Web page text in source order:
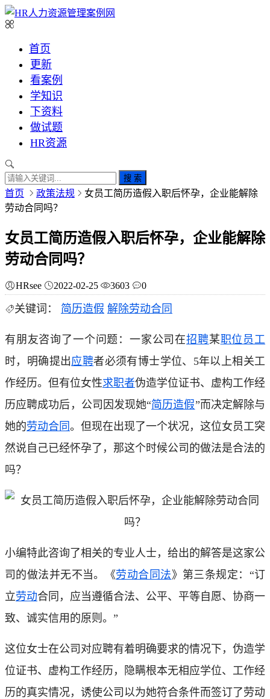
首页
更新
看案例
学知识
下资料
做试题
HR资源
搜 索
首页 政策法规
女员工简历造假入职后怀孕，企业能解除
劳动合同吗？
女员工简历造假入职后怀孕，企业能解除
劳动合同吗？
HRsee 2022-02-25 3603 0
关键词： 简历造假 解除劳动合同
有朋友咨询了一个问题：一家公司在招聘某职位 员工
时，明确提出应聘者必须有博士学位、5年以上相关工
作经历。但有位女性求职者伪造学位证书、虚构工作经
历应聘成功后，公司因发现她“简历造假”而决定解除与
她的劳动合同。但现在出现了一个状况，这位女员工突
然说自己已经怀孕了，那这个时候公司的做法是合法的
吗？
小编特此咨询了相关的专业人士，给出的解答是这家公
司的做法并无不当。《劳动合同法》第三条规定：“订
立劳动合同，应当遵循合法、公平、平等自愿、协商一
致、诚实信用的原则。”
这位女士在公司对应聘有着明确要求的情况下，伪造学
位证书、虚构工作经历，隐瞒根本无相应学位、工作经
历的真实情况，诱使公司以为她符合条件而签订了劳动